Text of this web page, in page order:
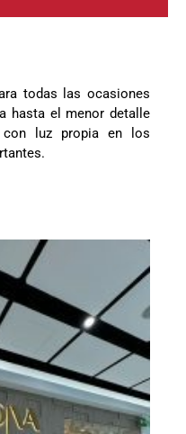
todas las ocasiones
hasta el menor detalle
luz propia en los